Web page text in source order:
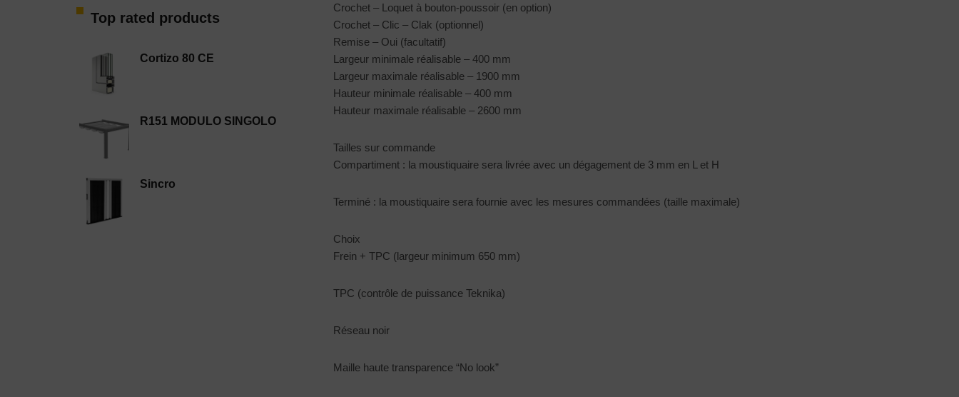
Top rated products
Cortizo 80 CE
R151 MODULO SINGOLO
Sincro
Crochet – Loquet à bouton-poussoir (en option)
Crochet – Clic – Clak (optionnel)
Remise – Oui (facultatif)
Largeur minimale réalisable – 400 mm
Largeur maximale réalisable – 1900 mm
Hauteur minimale réalisable – 400 mm
Hauteur maximale réalisable – 2600 mm
Tailles sur commande
Compartiment : la moustiquaire sera livrée avec un dégagement de 3 mm en L et H
Terminé : la moustiquaire sera fournie avec les mesures commandées (taille maximale)
Choix
Frein + TPC (largeur minimum 650 mm)
TPC (contrôle de puissance Teknika)
Réseau noir
Maille haute transparence “No look”